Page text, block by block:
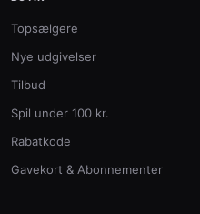
Topsælgere
Nye udgivelser
Tilbud
Spil under 100 kr.
Rabatkode
Gavekort & Abonnementer